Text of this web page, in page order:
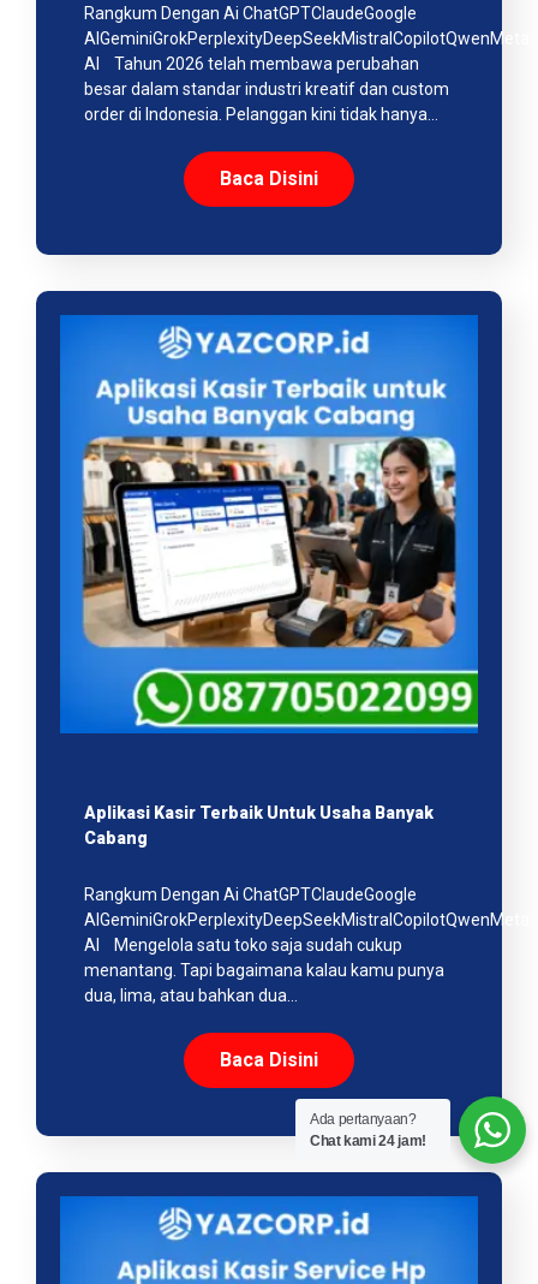
Rangkum Dengan Ai ChatGPTClaudeGoogle
AIGeminiGrokPerplexityDeepSeekMistralCopilotQwenMeta
AI Tahun 2026 telah membawa perubahan
besar dalam standar industri kreatif dan custom
order di Indonesia. Pelanggan kini tidak hanya…
Baca Disini
Aplikasi Kasir Terbaik Untuk Usaha Banyak
Cabang
Rangkum Dengan Ai ChatGPTClaudeGoogle
AIGeminiGrokPerplexityDeepSeekMistralCopilotQwenMeta
AI Mengelola satu toko saja sudah cukup
menantang. Tapi bagaimana kalau kamu punya
dua, lima, atau bahkan dua…
Baca Disini
Ada pertanyaan?
Chat kami 24 jam!